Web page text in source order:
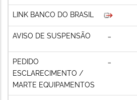
LINK BANCO DO BRASIL
AVISO DE SUSPENSÃO
PEDIDO
ESCLARECIMENTO /
MARTE EQUIPAMENTOS